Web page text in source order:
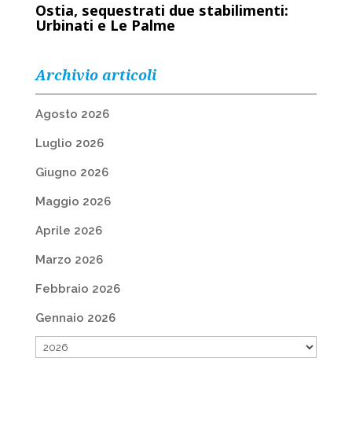
Ostia, sequestrati due stabilimenti:
Urbinati e Le Palme
Archivio articoli
Agosto 2026
Luglio 2026
Giugno 2026
Maggio 2026
Aprile 2026
Marzo 2026
Febbraio 2026
Gennaio 2026